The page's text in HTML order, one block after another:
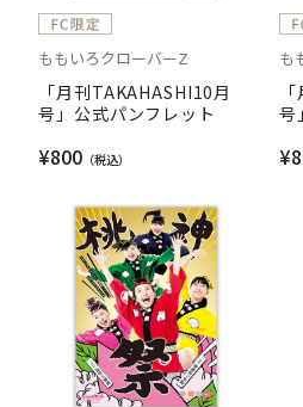
ももいろクローバーZ
「月刊TAKAHASHI10月
号」公式パンフレット
¥800
も
号